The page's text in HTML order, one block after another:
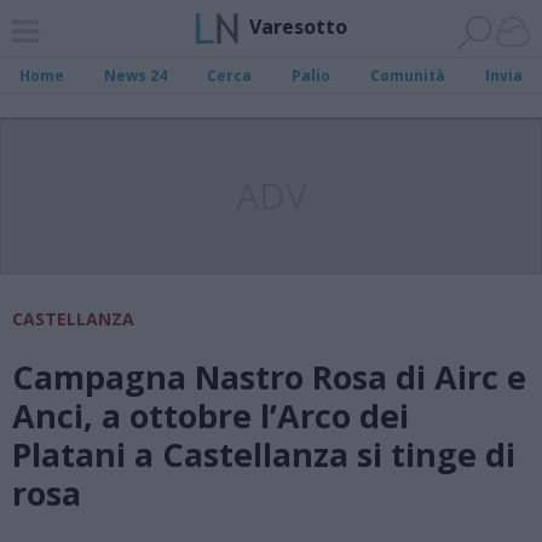
Varesotto
Home News 24 Cerca Palio Comunità Invia
CASTELLANZA
Campagna Nastro Rosa di Airc e
Anci, a ottobre l’Arco dei
Platani a Castellanza si tinge di
rosa